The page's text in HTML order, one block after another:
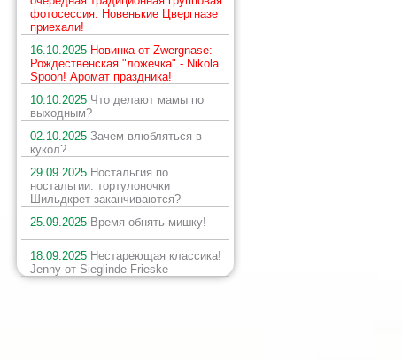
фотосессия: Новенькие Цвергназе
приехали!
16.10.2025 Новинка от Zwergnase:
Рождественская "ложечка" - Nikola
Spoon! Аромат праздника!
10.10.2025 Что делают мамы по
выходным?
02.10.2025 Зачем влюбляться в
кукол?
29.09.2025 Ностальгия по
ностальгии: тортулоночки
Шильдкрет заканчиваются?
25.09.2025 Время обнять мишку!
18.09.2025 Нестареющая классика!
Jenny от Sieglinde Frieske